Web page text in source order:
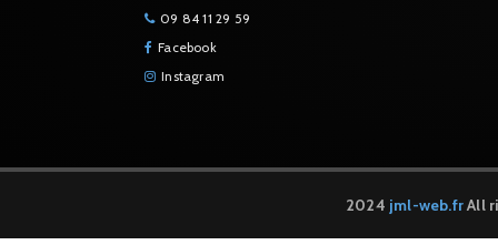
09 84 11 29 59
Facebook
Instagram
2024 jml-web.frAll